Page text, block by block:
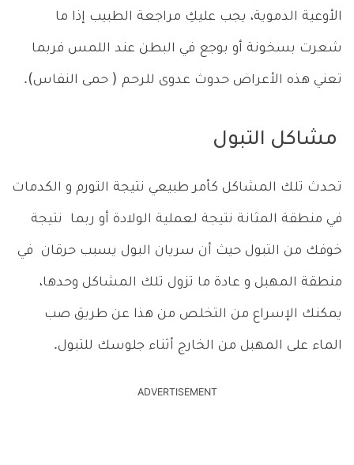
الأوعية الدموية، يجب عليكِ مراجعة الطبيب إذا ما
شعرت بسخونة أو بوجع في البطن عند اللمس فربما
تعني هذه الأعراض حدوث عدوى للرحم ( حمى النفاس).
مشاكل التبول
تحدث تلك المشاكل كأمر طبيعي نتيجة التورم و الكدمات
في منطقة المثانة نتيجة لعملية الولادة أو ربما نتيجة
خوفك من التبول حيث أن سريان البول يسبب حرقان في
منطقة المهبل و عادة ما تزول تلك المشاكل وحدها،
يمكنك الإسراع من التخلص من هذا عن طريق صب
الماء على المهبل من الخارج أثناء جلوسك للتبول.
ADVERTISEMENT